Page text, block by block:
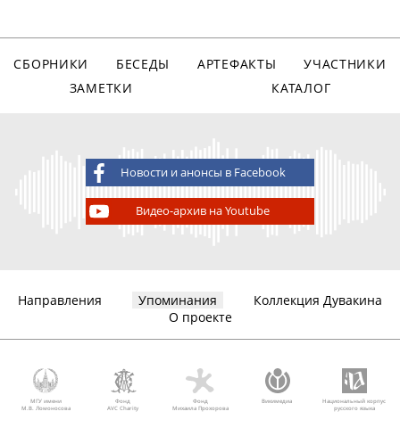
СБОРНИКИ БЕСЕДЫ АРТЕФАКТЫ
УЧАСТНИКИ
ЗАМЕТКИ
КАТАЛОГ
Новости и анонсы в Facebook
Видео-архив на Youtube
Направления Упоминания
Коллекция Дувакина
О проекте
МГУ имени
М.В. Ломоносова
Фонд
AVC Charity
Фонд
Михаила Прохорова
Викимедиа
Национальный корпус
русского языка